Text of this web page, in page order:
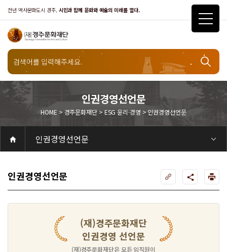
천년 역사문화도시 경주, 시민과 함께 문화와 예술의 미래를 열다.
인권경영선언문
HOME > 경주문화재단 > ESG 윤리·경영 > 인권경영선언문
ESG 윤리·경영
인권경영선언문
공연
공연일정
객석안내
화랑홀
화랑홀 2층
화랑홀 3층
원화홀
티켓안내
티켓안내
티켓예매
티켓수령
할인규정
취소·환불규정
문화나눔티켓
공연예절·서비스
공연장 관람예절
공연장 편의서비스
전시
전시일정
현재전시
예정전시
지난전시
전시연계교육신청
알천미술관소장품
전시예절·서비스
미술관 관람예절
미술관 편의서비스
아카데미
교육일정
문화행사
행사일정
행사소개
경주 대릉원돌담길 축제
국제경주역사문화포럼
금속공예관
경주 e스포츠 페스티벌
돗자리피크닉
국제경주역사문화포럼
교촌문화공연 신라오기
신라문화제
국제뮤직페스티벌
경주문화관1918
교촌버스킹
지역예술인 지원사업
봉황대 뮤직스퀘어
경주국악여행
제야의 종 타종식
한수원아트페스티벌
한복문화주간
동아시아 문화도시
MyK FESTA in 경주
경주시 관광기념품 공모전
뉴스
갤러리
대관
대관공고·절차
경주예술의전당
경주문화관1918
대관운영조례
운영조례
경주예술의전당
운영규칙
공연장 및 부대시설
알천미술관
경주문화관1918
사용료
경주예술의전당
경주문화관1918
대관신청
경주예술의전당
경주문화관1918
시설소개
경주예술의전당
시설소개
공연장
화랑홀
원화홀
알천미술관
기타시설
경주문화관1918
시립예술단
시립극단
시립극단 소개
단원현황
시립합창단
시립합창단 소개
단원현황
시립신라고취대
시립신라고취대 소개
단원현황
연간일정
열린마당
공지사항
공지사항
입찰정보
채용정보
자료실
홍보·보도자료
서식·매뉴얼
웹진
Q&A
FAQ
가입 및 정보
공연
전시
아카데미
대관
기타
질문과답변
우수고객
회원안내 · 혜택
우수고객
경주문화재단
인사말
재단소개
비전전략
사업안내
연혁
재단CI
조직도
ESG 윤리·경영
ESG경영 선언문
인권경영선언문
임직원행동강령
문화서비스윤리헌장
통합신고센터
경영공시
경영목표 예산서 운영계획
결산서
임원 및 운영인력 현황 인건비 예산 집행현황
경영실적
외부기관 감사
기타공시
계약현황
기부금현황
업무추진비 복리후생비 내역
오시는길
경주예술의전당
경주문화관1918
신라금속공예관
인권경영선언문
(재)경주문화재단
인권경영 선언문
(재)경주문화재단은 모든 임직원이